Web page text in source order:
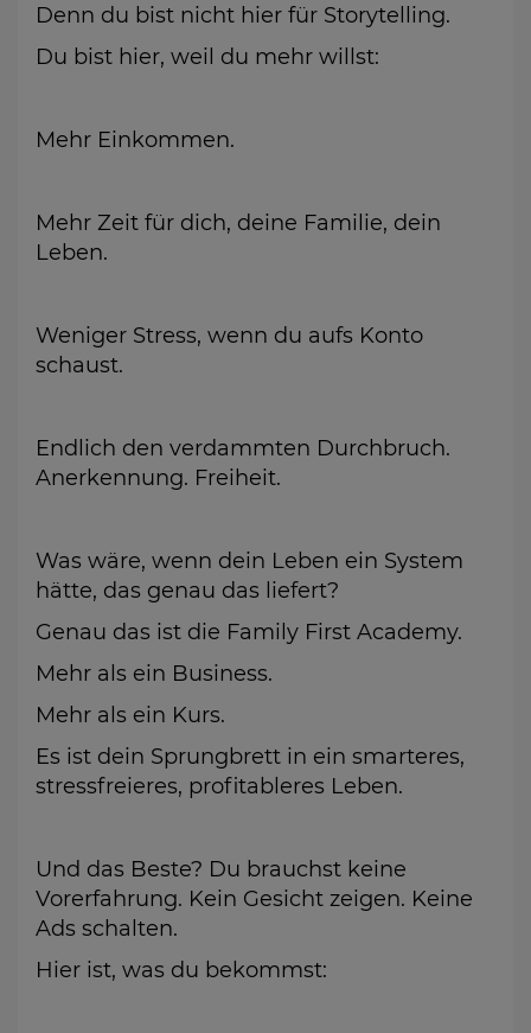
Denn du bist nicht hier für Storytelling.
Du bist hier, weil du mehr willst:
Mehr Einkommen.
Mehr Zeit für dich, deine Familie, dein
Leben.
Weniger Stress, wenn du aufs Konto
schaust.
Endlich den verdammten Durchbruch.
Anerkennung. Freiheit.
Was wäre, wenn dein Leben ein System
hätte, das genau das liefert?
Genau das ist die Family First Academy.
Mehr als ein Business.
Mehr als ein Kurs.
Es ist dein Sprungbrett in ein smarteres,
stressfreieres, profitableres Leben.
Und das Beste? Du brauchst keine
Vorerfahrung. Kein Gesicht zeigen. Keine
Ads schalten.
Hier ist, was du bekommst: